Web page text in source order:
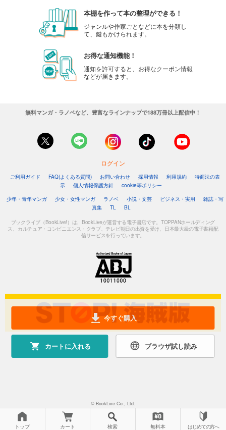
今すぐ購入
カートに入れる ブラウザ試し読み
本棚を作って本の整理ができる！
ジャンルや作家ごとなどに本を分類し
て、鍵もかけられます。
お得な通知機能！
通知を許可すると、お得なクーポン情報
などが届きます。
無料マンガ・ラノベなど、豊富なラインナップで188万冊以上配信中！
ログイン
ご利用ガイド FAQ(よくある質問) お問い合わせ 採用情報 利用規約
特商法の表
示
個人情報保護方針
cookie等ポリシー
少年・青年マンガ
少女・女性マンガ ラノベ 小説・文芸 ビジネス・実用
雑誌・写
真集
TL BL
ブックライブ（BookLive!）は、BookLiveが運営する電子書店です。TOPPANホールディング
ス、カルチュア・コンビニエンス・クラブ、テレビ朝日の出資を受け、日本最大級の電子書籍配
信サービスを行っています。
© BookLive Co., Ltd.
トップ カート 検索 無料本 はじめての方へ